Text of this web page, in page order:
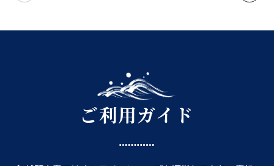
ご利用ガイド